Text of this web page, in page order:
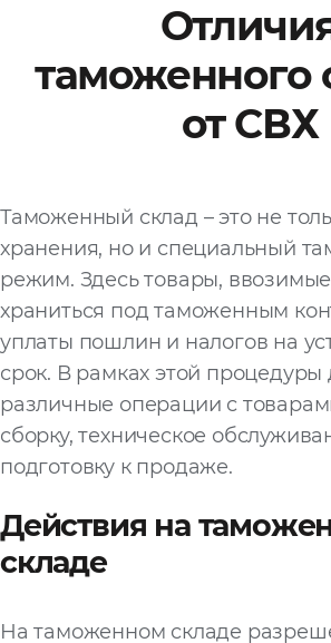
таможенного
от СВХ
Таможенный склад – это не
хранения, но и специальный
режим. Здесь товары, ввозимые
храниться под таможенным
уплаты пошлин и налогов на
срок. В рамках этой процедуры
различные операции с
сборку, техническое
подготовку к продаже.
Действия на
складе
На таможенном складе
Файл
политикой
конфиденциальности
персональных
данных